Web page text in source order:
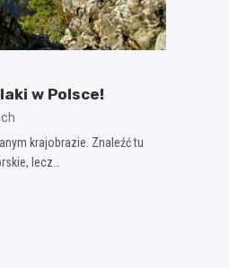
w Polsce!
krajobrazie. Znaleźć tu
lecz…